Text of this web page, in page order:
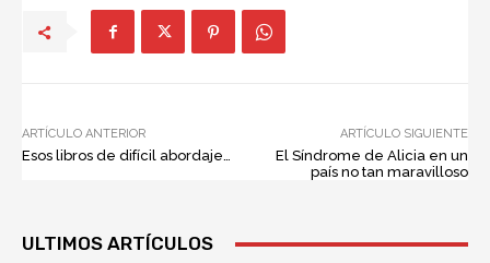
ARTÍCULO ANTERIOR
Esos libros de difícil abordaje…
ARTÍCULO SIGUIENTE
El Síndrome de Alicia en un
país no tan maravilloso
ULTIMOS ARTÍCULOS